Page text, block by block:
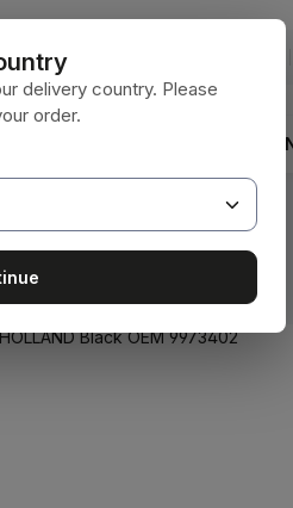
Farby i lakiery
delivery country. Please
order.